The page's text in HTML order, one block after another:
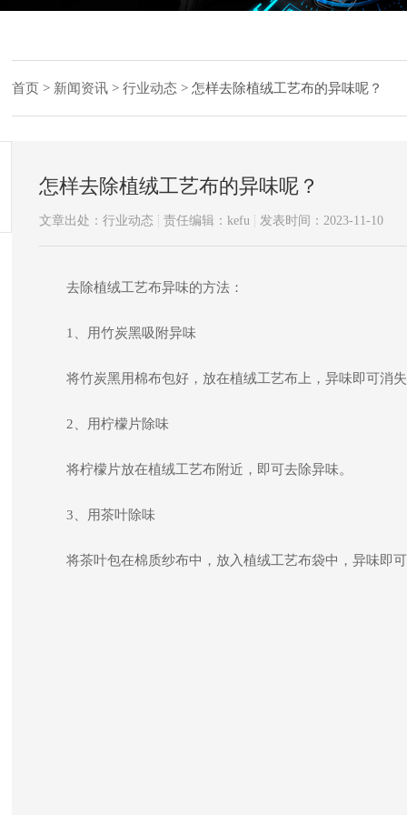
首页 > 新闻资讯 >行业动态 >怎样去除植绒工艺布的异味呢？
怎样去除植绒工艺布的异味呢？
文章出处：行业动态 责任编辑：kefu 发表时间：2023-11-10
去除植绒工艺布异味的方法：
1、用竹炭黑吸附异味
将竹炭黑用棉布包好，放在植绒工艺布上，异味即可消
2、用柠檬片除味
将柠檬片放在植绒工艺布附近，即可去除异味。
3、用茶叶除味
将茶叶包在棉质纱布中，放入植绒工艺布袋中，异味即